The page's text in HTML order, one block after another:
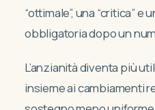
“ottimale”, una “critica”
obbligatoria dopo un
L’anzianità diventa più
insieme ai cambiamenti